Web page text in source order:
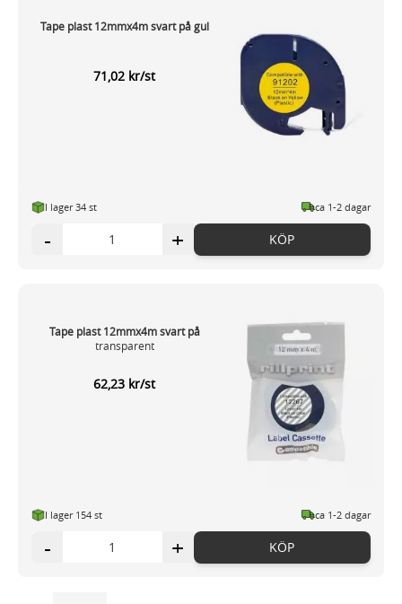
Tape plast 12mmx4m svart på gul
71,02 kr/st
I lager 34 st ca 1-2 dagar
- + KÖP
Tape plast 12mmx4m svart på
transparent
62,23 kr/st
I lager 154 st ca 1-2 dagar
- + KÖP